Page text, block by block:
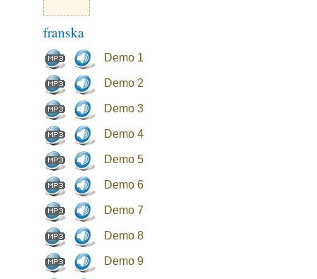
franska
Demo 1
Demo 2
Demo 3
Demo 4
Demo 5
Demo 6
Demo 7
Demo 8
Demo 9